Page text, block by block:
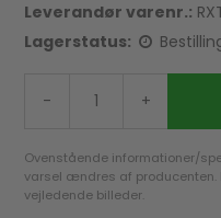
Leverandør varenr.:
Lagerstatus:
- +
Ovenstående informationer/
varsel ændres af producenten.
vejledende billeder.